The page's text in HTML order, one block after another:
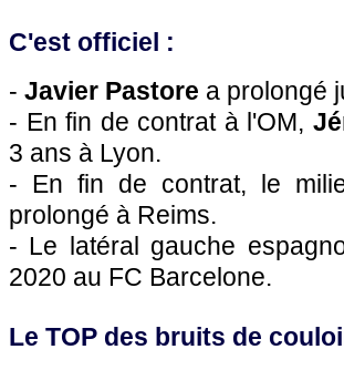
C'est officiel :
- Javier Pastore a prolongé
- En fin de contrat à l'OM,
3 ans à Lyon.
- En fin de contrat, le
prolongé à Reims.
- Le latéral gauche
2020 au FC Barcelone.
Le TOP des bruits de